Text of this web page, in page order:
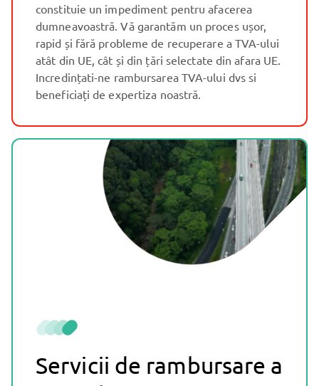
constituie un impediment pentru afacerea
dumneavoastră. Vă garantăm un proces ușor,
rapid și fără probleme de recuperare a TVA-ului
atât din UE, cât și din țări selectate din afara UE.
Incredințati-ne rambursarea TVA-ului dvs si
beneficiați de expertiza noastră.
Servicii de rambursare a